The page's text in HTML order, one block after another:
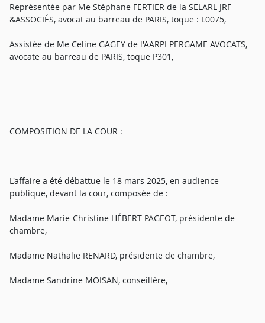
Représentée par Me Stéphane FERTIER de la SELARL JRF
&ASSOCIÉS, avocat au barreau de PARIS, toque : L0075,
Assistée de Me Celine GAGEY de l'AARPI PERGAME AVOCATS,
avocate au barreau de PARIS, toque P301,
COMPOSITION DE LA COUR :
L'affaire a été débattue le 18 mars 2025, en audience
publique, devant la cour, composée de :
Madame Marie-Christine HÉBERT-PAGEOT, présidente de
chambre,
Madame Nathalie RENARD, présidente de chambre,
Madame Sandrine MOISAN, conseillère,